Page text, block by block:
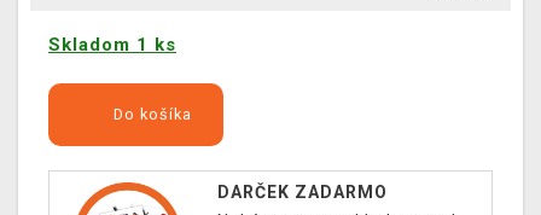
Skladom 1 ks
Do košíka
DARČEK ZADARMO